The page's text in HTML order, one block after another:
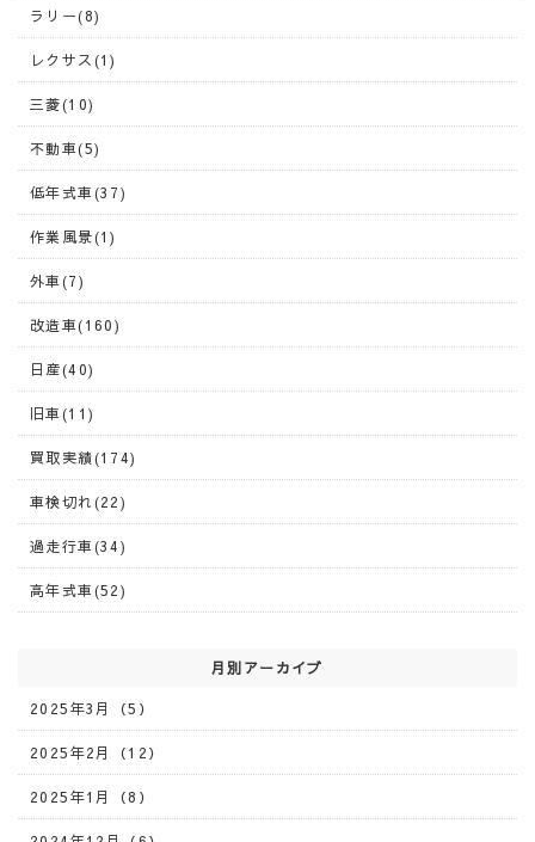
ラリー(8)
レクサス(1)
三菱(10)
不動車(5)
低年式車(37)
作業風景(1)
外車(7)
改造車(160)
日産(40)
旧車(11)
買取実績(174)
車検切れ(22)
過走行車(34)
高年式車(52)
月別アーカイブ
2025年3月（5）
2025年2月（12）
2025年1月（8）